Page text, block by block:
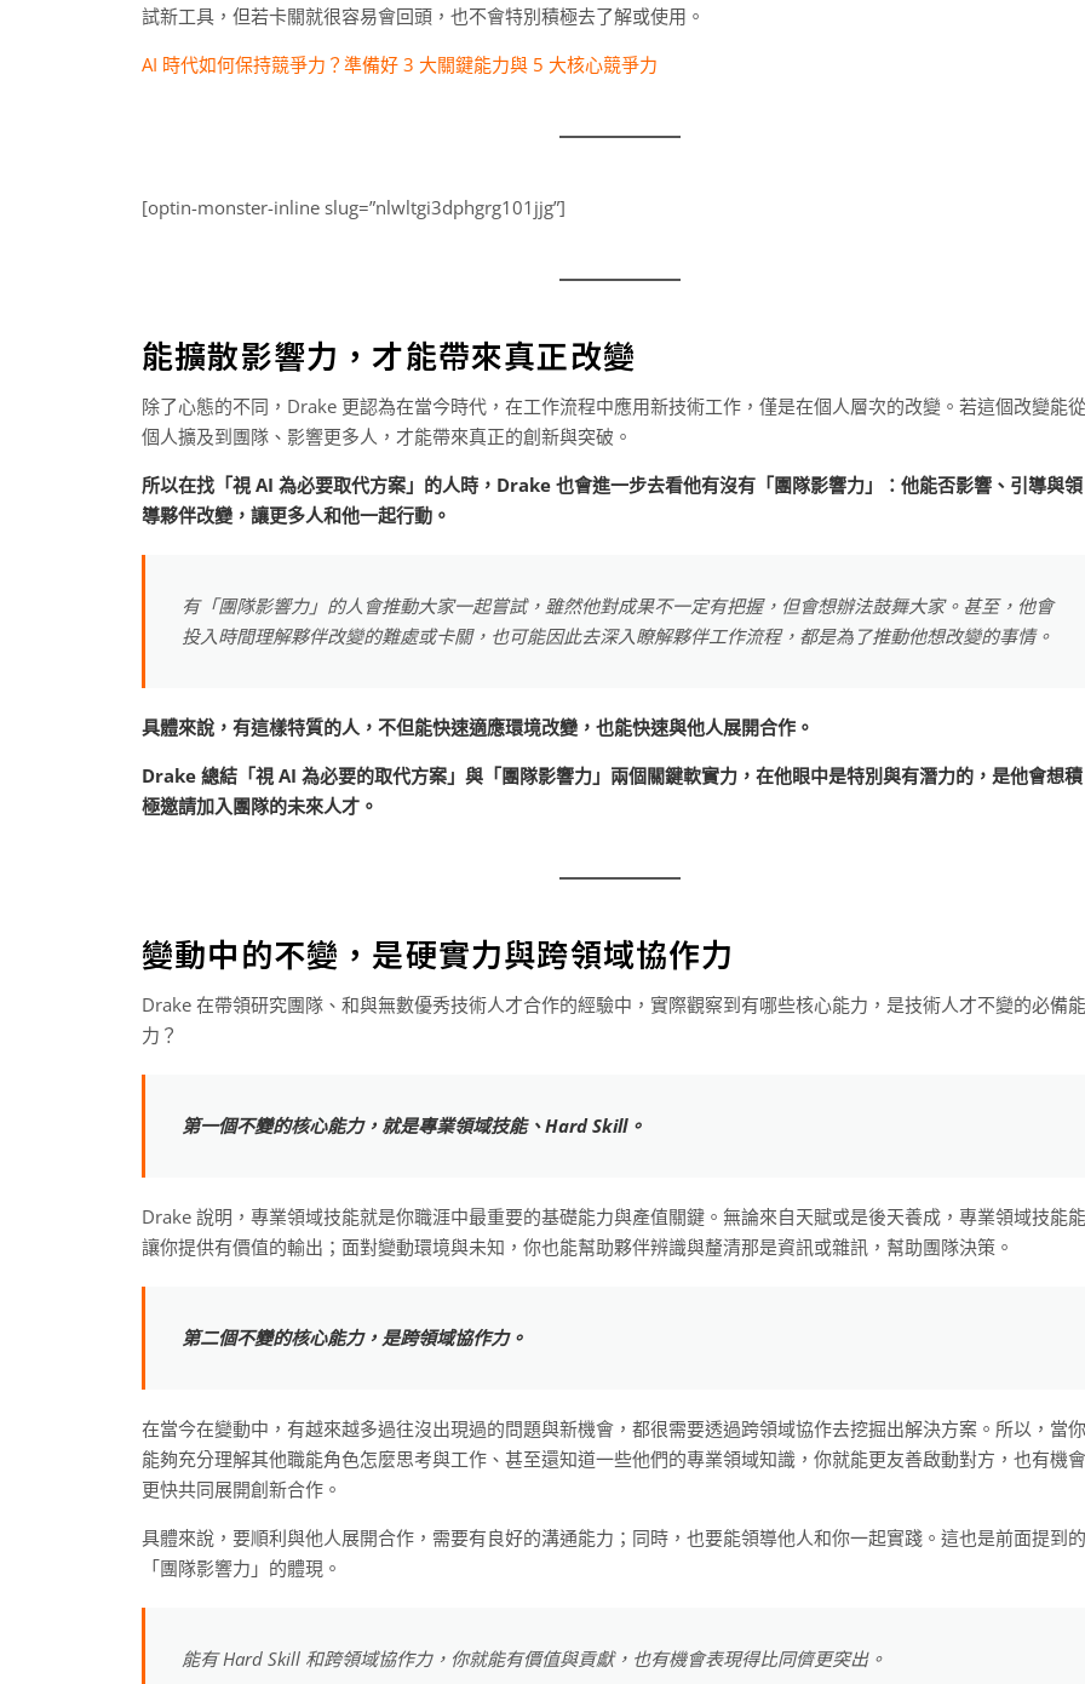
試新工具，但若卡關就很容易會回頭，也不會特別積極去了解或使用。
AI 時代如何保持競爭力？準備好 3 大關鍵能力與 5 大核心競爭力
[optin-monster-inline slug=”nlwltgi3dphgrg101jjg”]
能擴散影響力，才能帶來真正改變
除了心態的不同，Drake 更認為在當今時代，在工作流程中應用新技術工作，僅是在個人層次的改變。若這個改變能從
個人擴及到團隊、影響更多人，才能帶來真正的創新與突破。
所以在找「視 AI 為必要取代方案」的人時，Drake 也會進一步去看他有沒有「團隊影響力」：他能否影響、引導與領
導夥伴改變，讓更多人和他一起行動。
有「團隊影響力」的人會推動大家一起嘗試，雖然他對成果不一定有把握，但會想辦法鼓舞大家。甚至，他會
投入時間理解夥伴改變的難處或卡關，也可能因此去深入瞭解夥伴工作流程，都是為了推動他想改變的事情。
具體來說，有這樣特質的人，不但能快速適應環境改變，也能快速與他人展開合作。
Drake 總結「視 AI 為必要的取代方案」與「團隊影響力」兩個關鍵軟實力，在他眼中是特別與有潛力的，是他會想積
極邀請加入團隊的未來人才。
變動中的不變，是硬實力與跨領域協作力
Drake 在帶領研究團隊、和與無數優秀技術人才合作的經驗中，實際觀察到有哪些核心能力，是技術人才不變的必備能
力？
第一個不變的核心能力，就是專業領域技能、Hard Skill。
Drake 說明，專業領域技能就是你職涯中最重要的基礎能力與產值關鍵。無論來自天賦或是後天養成，專業領域技能能
讓你提供有價值的輸出；面對變動環境與未知，你也能幫助夥伴辨識與釐清那是資訊或雜訊，幫助團隊決策。
第二個不變的核心能力，是跨領域協作力。
在當今在變動中，有越來越多過往沒出現過的問題與新機會，都很需要透過跨領域協作去挖掘出解決方案。所以，當你
能夠充分理解其他職能角色怎麼思考與工作、甚至還知道一些他們的專業領域知識，你就能更友善啟動對方，也有機會
更快共同展開創新合作。
具體來說，要順利與他人展開合作，需要有良好的溝通能力；同時，也要能領導他人和你一起實踐。這也是前面提到的
「團隊影響力」的體現。
能有 Hard Skill 和跨領域協作力，你就能有價值與貢獻，也有機會表現得比同儕更突出。